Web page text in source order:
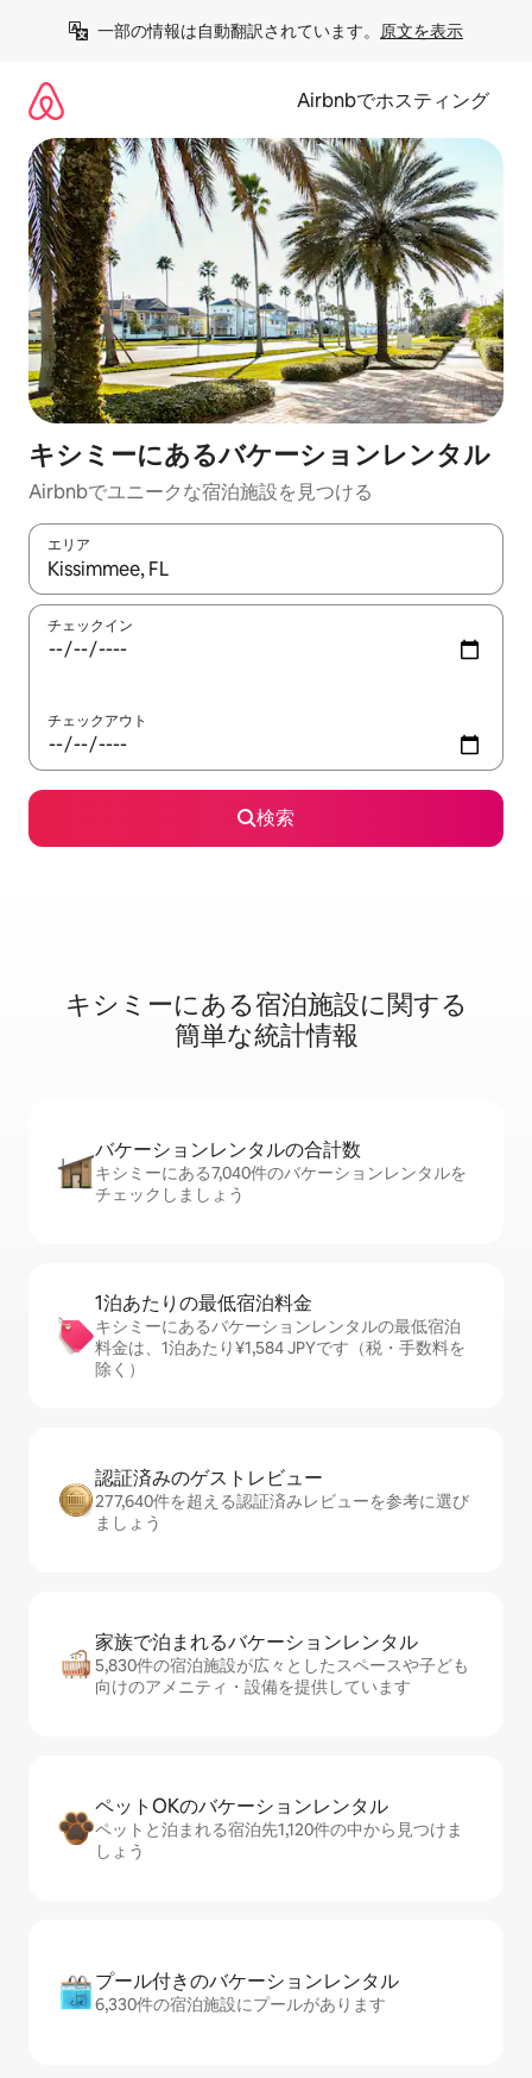
一部の情報は自動翻訳されています。 原文を表示
Airbnbでホスティング
キシミーにあるバケーションレンタル
Airbnbでユニークな宿泊施設を見つける
エリア
検索結果が表示されたら、上下の矢印キーを使って移動するか
チェックイン
チェックアウト
検索
キシミーに⁠あ⁠る宿⁠泊⁠施⁠設⁠に関⁠す⁠る
簡⁠単⁠な統⁠計⁠情⁠報
バケーションレ⁠ン⁠タ⁠ル⁠の合⁠計⁠数
キシミーにある7,040件のバケーションレンタルを
チェックしましょう
1泊あたりの最⁠低⁠宿⁠泊⁠料⁠金
キシミーにあるバケーションレンタルの最低宿泊
料金は、1泊あたり¥1,584 JPYです（税・手数料を
除く）
認証済みのゲ⁠ス⁠ト⁠レ⁠ビ⁠ュ⁠ー
277,640件を超える認証済みレビューを参考に選び
ましょう
家族で泊まれるバ⁠ケ⁠ー⁠シ⁠ョ⁠ンレ⁠ン⁠タ⁠ル
5,830件の宿泊施設が広々としたスペースや子ども
向けのアメニティ・設備を提供しています
ペットOKのバ⁠ケ⁠ー⁠シ⁠ョ⁠ンレ⁠ン⁠タ⁠ル
ペットと泊まれる宿泊先1,120件の中から見つけま
しょう
プール付きのバ⁠ケ⁠ー⁠シ⁠ョ⁠ンレ⁠ン⁠タ⁠ル
6,330件の宿泊施設にプールがあります